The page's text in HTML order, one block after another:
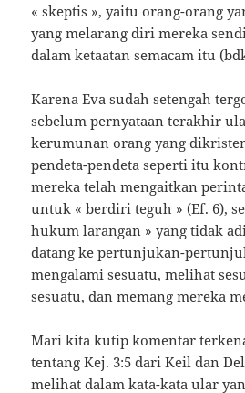
« skeptis », yaitu orang-orang
yang melarang diri mereka
dalam ketaatan semacam itu
Karena Eva sudah setengah
sebelum pernyataan terakhir
kerumunan orang yang
pendeta-pendeta seperti itu
mereka telah mengaitkan
untuk « berdiri teguh » (Ef. 6),
hukum larangan » yang tidak
datang ke pertunjukan-
mengalami sesuatu, melihat
sesuatu, dan memang mereka
Mari kita kutip komentar
tentang Kej. 3:5 dari Keil dan
melihat dalam kata-kata ular